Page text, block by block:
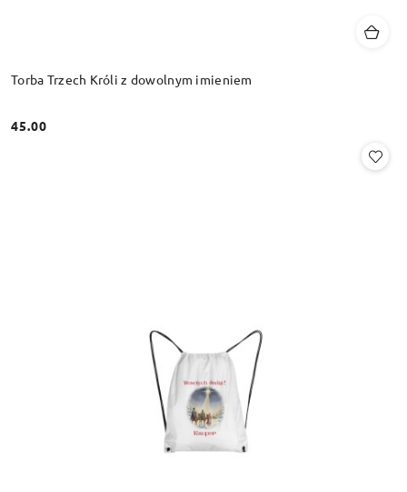
Torba Trzech Króli z dowolnym imieniem
Cena:
45.00